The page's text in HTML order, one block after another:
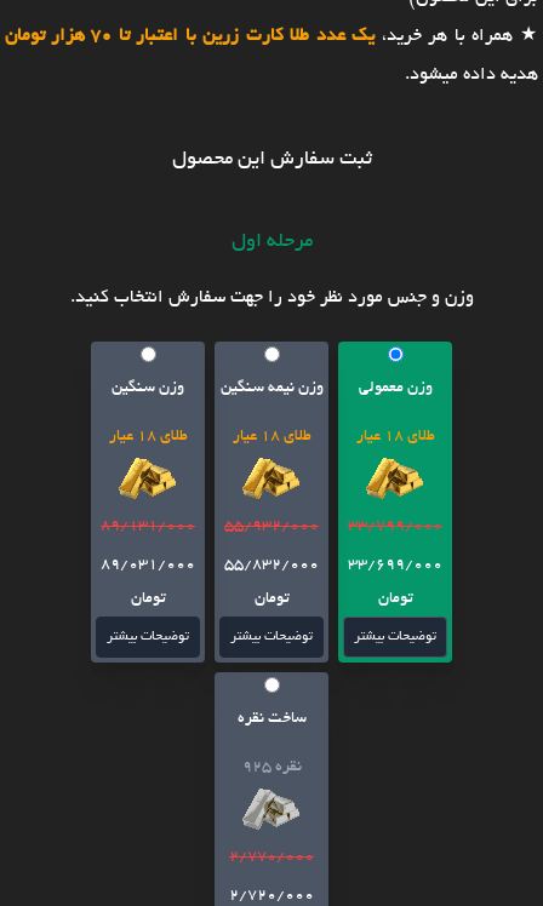
★ همراه با هر خرید،یک عدد طلا کارت زرین با اعتبار تا 70 هزار تومان
هدیه داده میشود.
ثبت سفارش این محصول
مرحله اول
وزن و جنس مورد نظر خود را جهت سفارش انتخاب کنید.
وزن معمولی
طلای 18 عیار
33/799/000
33/699/000
تومان
توضیحات بیشتر
وزن نیمه سنگین
طلای 18 عیار
55/932/000
55/832/000
تومان
توضیحات بیشتر
وزن سنگین
طلای 18 عیار
89/131/000
89/031/000
تومان
توضیحات بیشتر
ساخت نقره
نقره 925
2/770/000
2/720/000